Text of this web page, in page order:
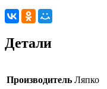
Детали
Производитель Ляпко